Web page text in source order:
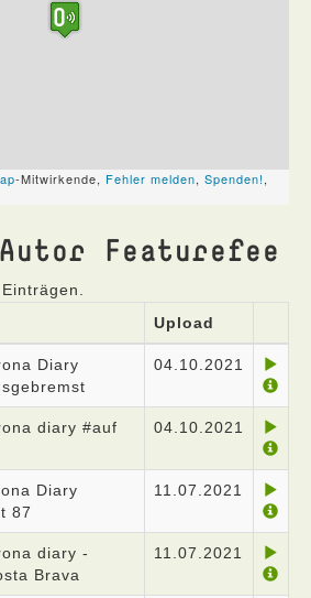
Featurefee
Einträgen.
Upload
Diary
04.10.2021
diary #auf
04.10.2021
Diary
87
11.07.2021
diary -
Brava
11.07.2021